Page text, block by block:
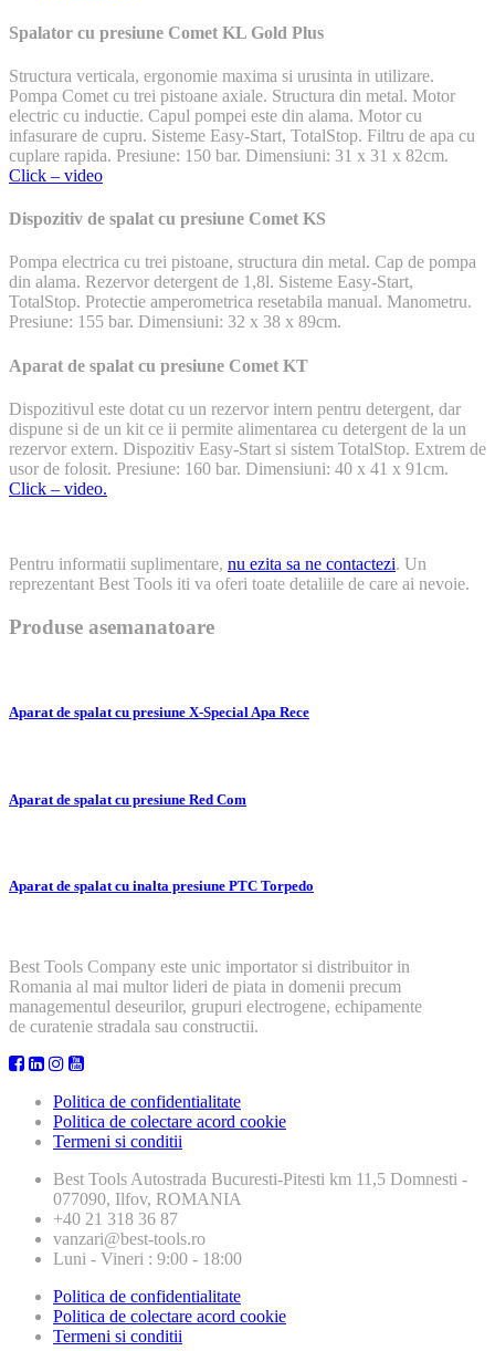
Spalator cu presiune Comet KL Gold Plus
Structura verticala, ergonomie maxima si urusinta in utilizare.
Pompa Comet cu trei pistoane axiale. Structura din metal. Motor
electric cu inductie. Capul pompei este din alama. Motor cu
infasurare de cupru. Sisteme Easy-Start, TotalStop. Filtru de apa cu
cuplare rapida. Presiune: 150 bar. Dimensiuni: 31 x 31 x 82cm.
Click – video
Dispozitiv de spalat cu presiune Comet KS
Pompa electrica cu trei pistoane, structura din metal. Cap de pompa
din alama. Rezervor detergent de 1,8l. Sisteme Easy-Start,
TotalStop. Protectie amperometrica resetabila manual. Manometru.
Presiune: 155 bar. Dimensiuni: 32 x 38 x 89cm.
Aparat de spalat cu presiune Comet KT
Dispozitivul este dotat cu un rezervor intern pentru detergent, dar
dispune si de un kit ce ii permite alimentarea cu detergent de la un
rezervor extern. Dispozitiv Easy-Start si sistem TotalStop. Extrem de
usor de folosit. Presiune: 160 bar. Dimensiuni: 40 x 41 x 91cm.
Click – video.
Pentru informatii suplimentare, nu ezita sa ne contactezi. Un
reprezentant Best Tools iti va oferi toate detaliile de care ai nevoie.
Produse asemanatoare
Aparat de spalat cu presiune X-Special Apa Rece
Aparat de spalat cu presiune Red Com
Aparat de spalat cu inalta presiune PTC Torpedo
Best Tools Company este unic importator si distribuitor in
Romania al mai multor lideri de piata in domenii precum
managementul deseurilor, grupuri electrogene, echipamente
de curatenie stradala sau constructii.
Politica de confidentialitate
Politica de colectare acord cookie
Termeni si conditii
Best Tools Autostrada Bucuresti-Pitesti km 11,5 Domnesti -
077090, Ilfov, ROMANIA
+40 21 318 36 87
vanzari@best-tools.ro
Luni - Vineri : 9:00 - 18:00
Politica de confidentialitate
Politica de colectare acord cookie
Termeni si conditii